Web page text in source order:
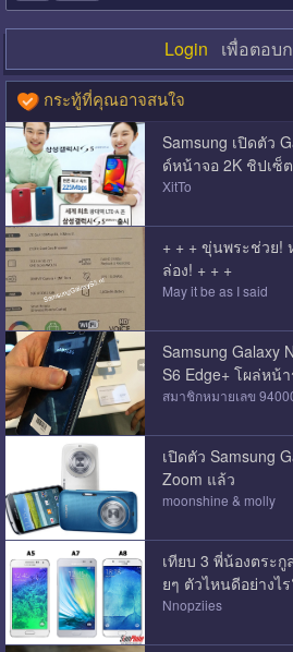
Login เพื่อตอบ
กระทู้ที่คุณอาจสนใจ
Samsung เปิดตัว
ด์หน้าจอ 2K ชิปเซ็
XitTo
+ + + ขุ่นพระช่วย!
ล่อง! + + +
May it be as I said
Samsung Galaxy
S6 Edge+ โผล่หน้
สมาชิกหมายเลข
เปิดตัว Samsung
Zoom แล้ว
moonshine & molly
เทียบ 3 พี่น้องตระกู
ยๆ ตัวไหนดีอย่างไ
Nnopziies